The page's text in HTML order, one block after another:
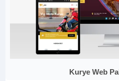
Kurye Web